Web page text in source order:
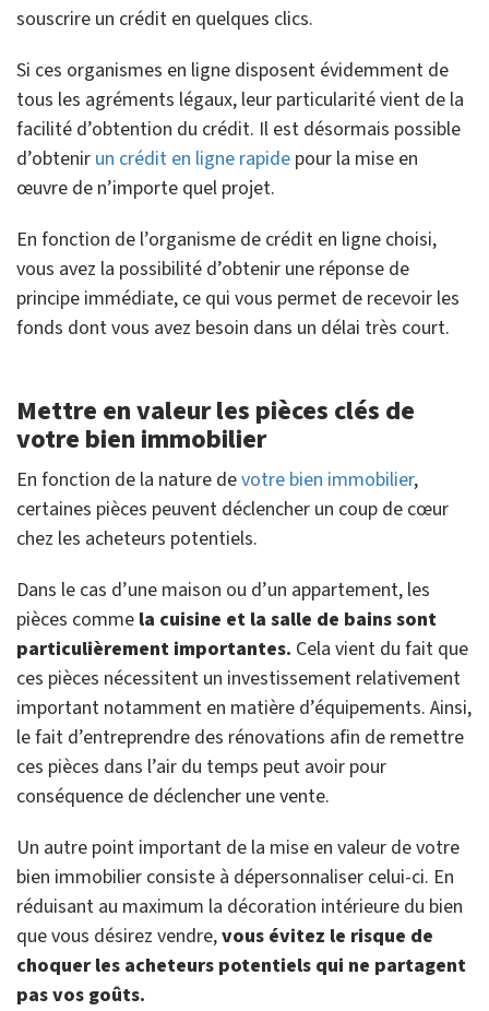
souscrire un crédit en quelques clics.
Si ces organismes en ligne disposent évidemment de
tous les agréments légaux, leur particularité vient de la
facilité d’obtention du crédit. Il est désormais possible
d’obtenir un crédit en ligne rapide pour la mise en
œuvre de n’importe quel projet.
En fonction de l’organisme de crédit en ligne choisi,
vous avez la possibilité d’obtenir une réponse de
principe immédiate, ce qui vous permet de recevoir les
fonds dont vous avez besoin dans un délai très court.
Mettre en valeur les pièces clés de
votre bien immobilier
En fonction de la nature devotre bien immobilier,
certaines pièces peuvent déclencher un coup de cœur
chez les acheteurs potentiels.
Dans le cas d’une maison ou d’un appartement, les
pièces comme la cuisine et la salle de bains sont
particulièrement importantes. Cela vient du fait que
ces pièces nécessitent un investissement relativement
important notamment en matière d’équipements. Ainsi,
le fait d’entreprendre des rénovations afin de remettre
ces pièces dans l’air du temps peut avoir pour
conséquence de déclencher une vente.
Un autre point important de la mise en valeur de votre
bien immobilier consiste à dépersonnaliser celui-ci. En
réduisant au maximum la décoration intérieure du bien
que vous désirez vendre,vous évitez le risque de
choquer les acheteurs potentiels qui ne partagent
pas vos goûts.